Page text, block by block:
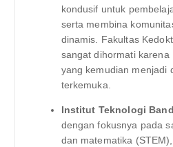
kondusif untuk
serta membina
dinamis. Fakultas
sangat dihormati karena
yang kemudian menjadi
terkemuka.
Institut Teknologi
dengan fokusnya pada
dan matematika